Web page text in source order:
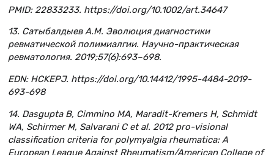
PMID: 22833233. https://doi.org/10.1002/art.34647
13. Сатыбалдыев А.М. Эволюция диагностики
ревматической полимиалгии. Научно-практическая
ревматология. 2019;57(6):693–698.
EDN: HCKEPJ. https://doi.org/10.14412/1995-4484-2019-
693-698
14. Dasgupta B, Cimmino MA, Maradit-Kremers H, Schmidt
WA, Schirmer M, Salvarani C et al. 2012 pro-visional
classification criteria for polymyalgia rheumatica: A
European League Against Rheumatism/American College of